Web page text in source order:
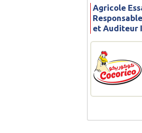
Agricole
et Auditeur